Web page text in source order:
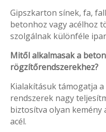
Gipszkarton sínek, fa,
betonhoz vagy acélhoz
szolgálnak különféle
Mitől alkalmasak a
rögzítőrendszerekhez?
Kialakításuk támogatja
rendszerek nagy
biztosítva olyan kemény
acél.